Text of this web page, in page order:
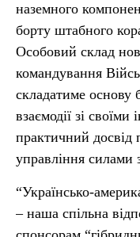
наземного
борту штабного
Особовий склад
командування
складатиме основу
взаємодії зі
практичний досвід
управління
“Українсько-
– наша спільна